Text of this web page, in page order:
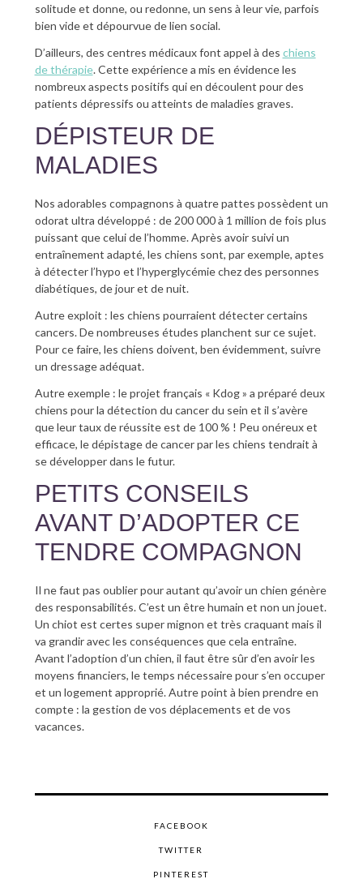
solitude et donne, ou redonne, un sens à leur vie, parfois
bien vide et dépourvue de lien social.
D’ailleurs, des centres médicaux font appel à des chiens
de thérapie. Cette expérience a mis en évidence les
nombreux aspects positifs qui en découlent pour des
patients dépressifs ou atteints de maladies graves.
DÉPISTEUR DE
MALADIES
Nos adorables compagnons à quatre pattes possèdent un
odorat ultra développé : de 200 000 à 1 million de fois plus
puissant que celui de l’homme. Après avoir suivi un
entraînement adapté, les chiens sont, par exemple, aptes
à détecter l’hypo et l’hyperglycémie chez des personnes
diabétiques, de jour et de nuit.
Autre exploit : les chiens pourraient détecter certains
cancers. De nombreuses études planchent sur ce sujet.
Pour ce faire, les chiens doivent, ben évidemment, suivre
un dressage adéquat.
Autre exemple : le projet français « Kdog » a préparé deux
chiens pour la détection du cancer du sein et il s’avère
que leur taux de réussite est de 100 % ! Peu onéreux et
efficace, le dépistage de cancer par les chiens tendrait à
se développer dans le futur.
PETITS CONSEILS
AVANT D’ADOPTER CE
TENDRE COMPAGNON
Il ne faut pas oublier pour autant qu’avoir un chien génère
des responsabilités. C’est un être humain et non un jouet.
Un chiot est certes super mignon et très craquant mais il
va grandir avec les conséquences que cela entraîne.
Avant l’adoption d’un chien, il faut être sûr d’en avoir les
moyens financiers, le temps nécessaire pour s’en occuper
et un logement approprié. Autre point à bien prendre en
compte : la gestion de vos déplacements et de vos
vacances.
FACEBOOK
TWITTER
PINTEREST